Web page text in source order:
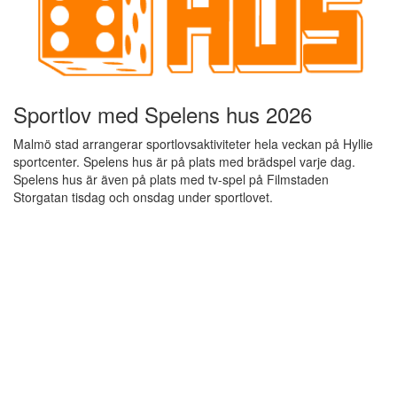
Sportlov med Spelens hus 2026
Malmö stad arrangerar sportlovsaktiviteter hela veckan på Hyllie
sportcenter. Spelens hus är på plats med brädspel varje dag.
Spelens hus är även på plats med tv-spel på Filmstaden
Storgatan tisdag och onsdag under sportlovet.